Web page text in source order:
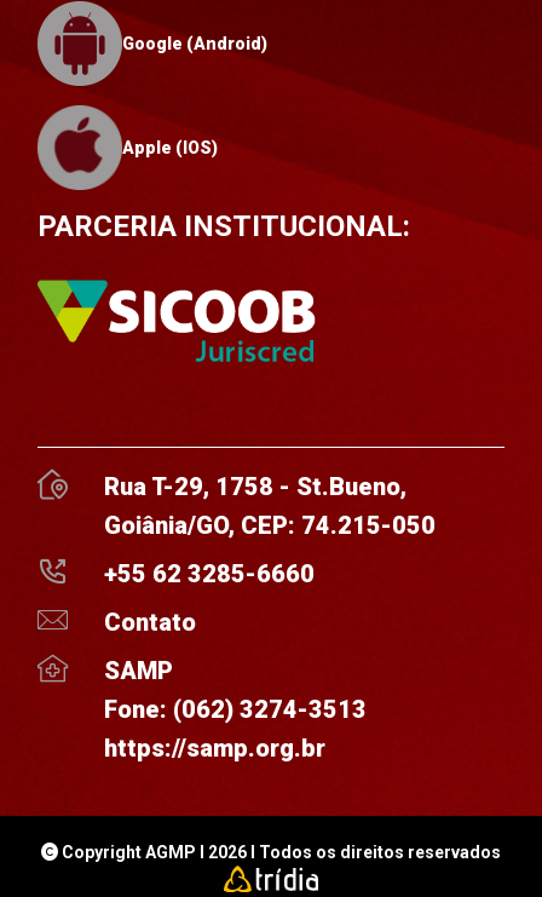
Google (Android)
Apple (IOS)
PARCERIA INSTITUCIONAL:
Rua T-29, 1758 - St.Bueno,
Goiânia/GO, CEP: 74.215-050
+55 62 3285-6660
Contato
SAMP
Fone: (062) 3274-3513
https://samp.org.br
Copyright AGMP I 2026 I Todos os direitos reservados